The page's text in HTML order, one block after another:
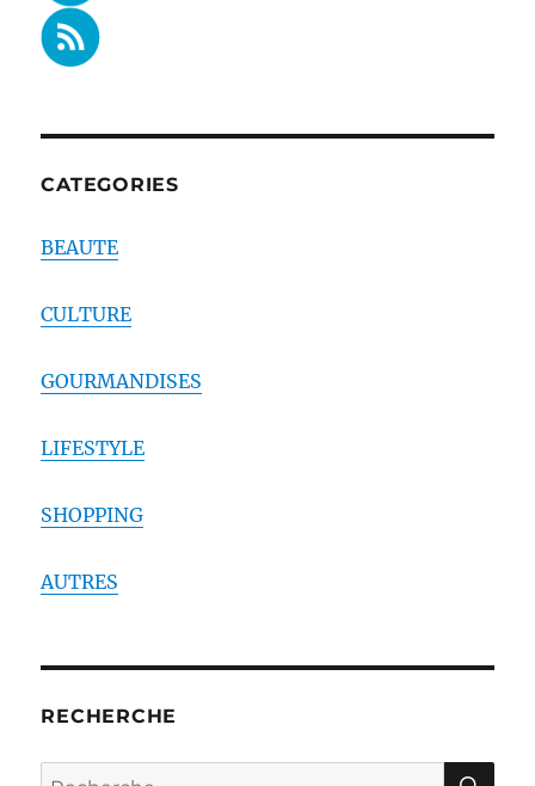
CATEGORIES
BEAUTE
CULTURE
GOURMANDISES
LIFESTYLE
SHOPPING
AUTRES
RECHERCHE
Recherche